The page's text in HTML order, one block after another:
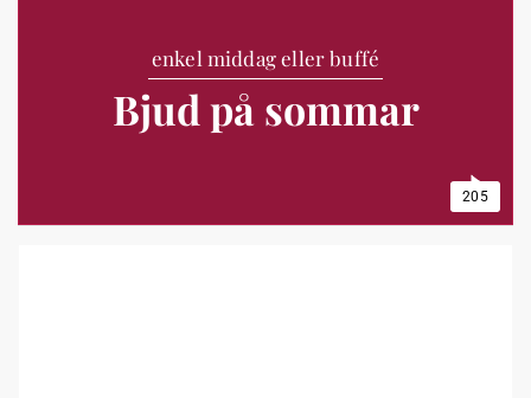
enkel middag eller buffé
Bjud på sommar
205